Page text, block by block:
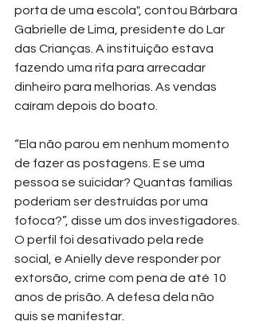
porta de uma escola", contou Bárbara
Gabrielle de Lima, presidente do Lar
das Crianças. A instituição estava
fazendo uma rifa para arrecadar
dinheiro para melhorias. As vendas
caíram depois do boato.
“Ela não parou em nenhum momento
de fazer as postagens. E se uma
pessoa se suicidar? Quantas famílias
poderiam ser destruídas por uma
fofoca?”, disse um dos investigadores.
O perfil foi desativado pela rede
social, e Anielly deve responder por
extorsão, crime com pena de até 10
anos de prisão. A defesa dela não
quis se manifestar.